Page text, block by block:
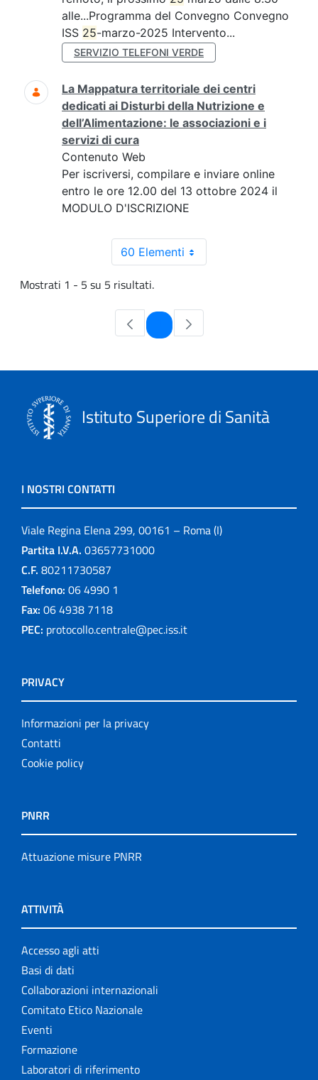
alle...Programma del Convegno Convegno
ISS 25-marzo-2025 Intervento...
SERVIZIO TELEFONI VERDE
La Mappatura territoriale dei centri
dedicati ai Disturbi della Nutrizione e
dell’Alimentazione: le associazioni e i
servizi di cura
Contenuto Web
Per iscriversi, compilare e inviare online
entro le ore 12.00 del 13 ottobre 2024 il
MODULO D'ISCRIZIONE
60 Elementi
Mostrati 1 - 5 su 5 risultati.
Pagina
Istituto Superiore di Sanità
I NOSTRI CONTATTI
Viale Regina Elena 299, 00161 – Roma (I)
Partita I.V.A. 03657731000
C.F. 80211730587
Telefono: 06 4990 1
Fax: 06 4938 7118
PEC: protocollo.centrale@pec.iss.it
PRIVACY
Informazioni per la privacy
Contatti
Cookie policy
PNRR
Attuazione misure PNRR
ATTIVITÀ
Accesso agli atti
Basi di dati
Collaborazioni internazionali
Comitato Etico Nazionale
Eventi
Formazione
Laboratori di riferimento